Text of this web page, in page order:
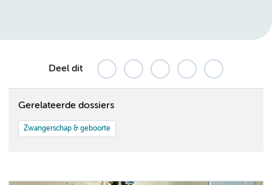
Deel dit
Gerelateerde dossiers
Zwangerschap & geboorte